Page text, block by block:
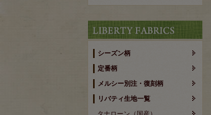
シーズン柄
定番柄
メルシー別注・復刻柄
リバティ生地一覧